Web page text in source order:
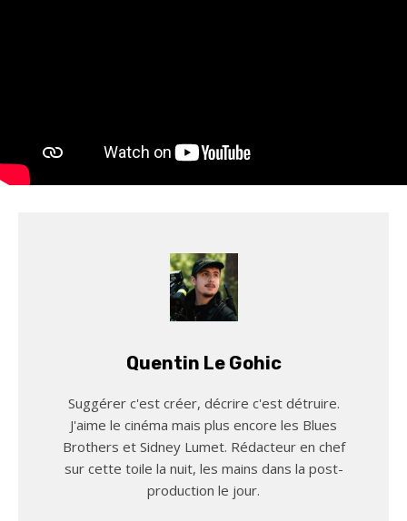
Quentin Le Gohic
Suggérer c'est créer, décrire c'est détruire.
J'aime le cinéma mais plus encore les Blues
Brothers et Sidney Lumet. Rédacteur en chef
sur cette toile la nuit, les mains dans la post-
production le jour.